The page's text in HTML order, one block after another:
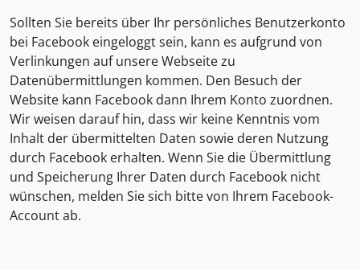
Sollten Sie bereits über Ihr persönliches Benutzerkonto
bei Facebook eingeloggt sein, kann es aufgrund von
Verlinkungen auf unsere Webseite zu
Datenübermittlungen kommen. Den Besuch der
Website kann Facebook dann Ihrem Konto zuordnen.
Wir weisen darauf hin, dass wir keine Kenntnis vom
Inhalt der übermittelten Daten sowie deren Nutzung
durch Facebook erhalten. Wenn Sie die Übermittlung
und Speicherung Ihrer Daten durch Facebook nicht
wünschen, melden Sie sich bitte von Ihrem Facebook-
Account ab.